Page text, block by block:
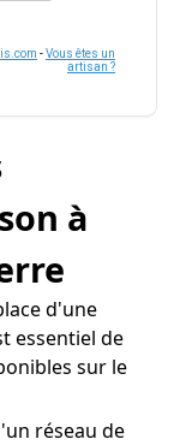
-Vous êtes un
artisan ?
à
d'une
essentiel de
sur le
réseau de